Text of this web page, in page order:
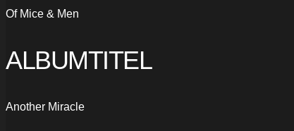
Of Mice & Men
ALBUMTITEL
Another Miracle